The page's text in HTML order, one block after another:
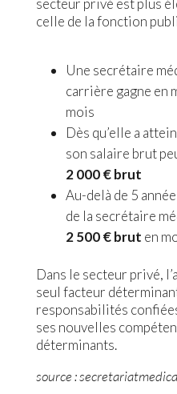
secteur privé est plus
celle de la fonction
Une secrétaire
carrière gagne en
mois
Dès qu’elle a
son salaire brut
2 000 € brut
Au-delà de 5
de la secrétaire
2 500 € brut en
Dans le secteur privé,
seul facteur
responsabilités
ses nouvelles
déterminants.
source :